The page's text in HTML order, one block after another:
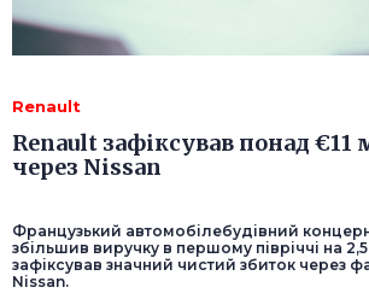
Renault
Renault зафіксував понад €11
через Nissan
Французький автомобілебудівний
збільшив виручку в першому півріччі на
зафіксував значний чистий збиток через
Nissan.